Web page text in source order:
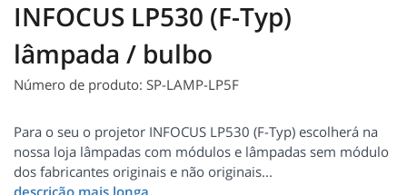
INFOCUS LP530 (F-Typ)
lâmpada / bulbo
Número de produto: SP-LAMP-LP5F
Para o seu o projetor INFOCUS LP530 (F-Typ) escolherá na
nossa loja lâmpadas com módulos e lâmpadas sem módulo
dos fabricantes originais e não originais...